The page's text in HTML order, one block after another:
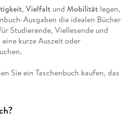
, Vielfaltund Mobilitätlegen,
Ausgaben die idealen Bücher
Studierende, Viellesende und
kurze Auszeit oder
Sie ein Taschenbuch kaufen, das